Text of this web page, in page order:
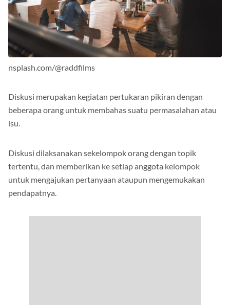
nsplash.com/@raddfilms
Diskusi merupakan kegiatan pertukaran pikiran dengan
beberapa orang untuk membahas suatu permasalahan atau
isu.
Diskusi dilaksanakan sekelompok orang dengan topik
tertentu, dan memberikan ke setiap anggota kelompok
untuk mengajukan pertanyaan ataupun mengemukakan
pendapatnya.